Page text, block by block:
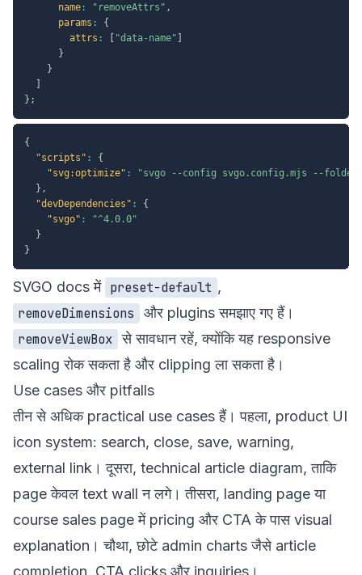
name : "removeAttrs" ,
params :
{
attrs : "data-name"
}
}
} ;
{
"scripts" :
{
"svg:optimize" :
"svgo --config svgo.config.mjs --
} ,
"devDependencies" :
{
"svgo" :
"^4.0.0"
}
}
SVGO docs में preset-default ,
removeDimensions
और plugins समझाए गए हैं।
removeViewBox से सावधान रहें, क्योंकि यह responsive
scaling रोक सकता है और clipping ला सकता है।
Use cases और pitfalls
तीन से अधिक practical use cases हैं। पहला, product UI
icon system: search, close, save, warning,
external link। दूसरा, technical article diagram, ताकि
page केवल text wall न लगे। तीसरा, landing page या
course sales page में pricing और CTA के पास visual
explanation। चौथा, छोटे admin charts जैसे article
completion, CTA clicks और inquiries।